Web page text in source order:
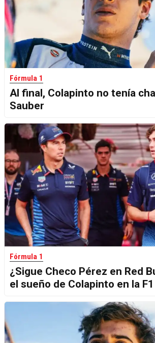
Fórmula 1
Al final, Colapinto no tenía
Sauber
Fórmula 1
¿Sigue Checo Pérez en Red
el sueño de Colapinto en la